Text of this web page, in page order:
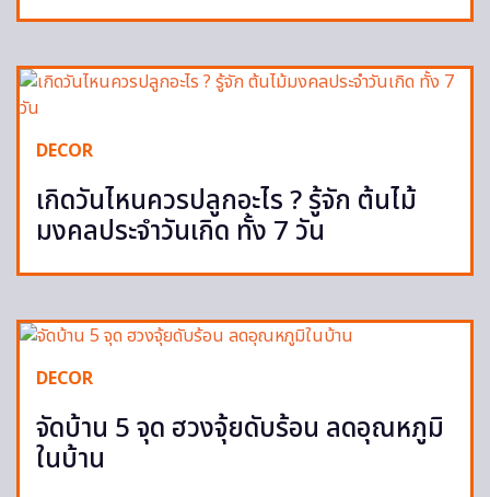
DECOR
เกิดวันไหนควรปลูกอะไร ? รู้จัก ต้นไม้
มงคลประจำวันเกิด ทั้ง 7 วัน
DECOR
จัดบ้าน 5 จุด ฮวงจุ้ยดับร้อน ลดอุณหภูมิ
ในบ้าน